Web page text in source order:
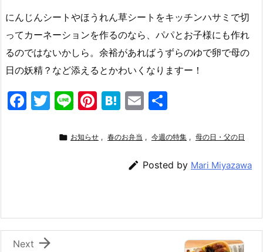
にんじんシートやほうれん草シートをキッチンハサミで切
ってカーネーションを作るのなら、パパとお子様にも作れ
るのではないかしら。余裕があればうずらのゆで卵で母の
日の妖精？など添えるとかわいくなりますー！
F
o
k
T
itt
Li
e
Pi
er
H
e
a
E
ai
l
 お知らせ , 春のお弁当 , 今週の特集 , 母の日・父の日
 Posted by Mari Miyazawa

Next